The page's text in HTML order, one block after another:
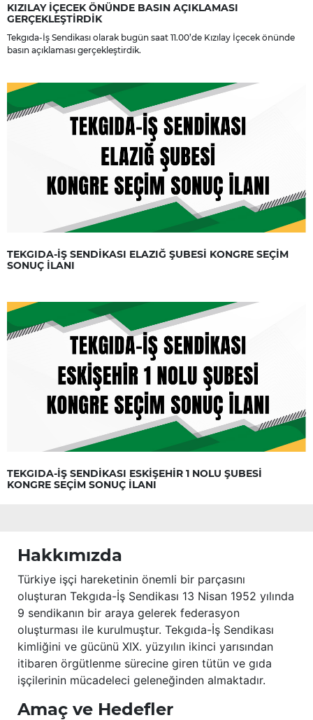
KIZILAY İÇECEK ÖNÜNDE BASIN AÇIKLAMASI
GERÇEKLEŞTİRDİK
Tekgıda-İş Sendikası olarak bugün saat 11.00’de Kızılay İçecek önünde
basın açıklaması gerçekleştirdik.
TEKGIDA-İŞ SENDİKASI ELAZIĞ ŞUBESİ KONGRE SEÇİM
SONUÇ İLANI
TEKGIDA-İŞ SENDİKASI ESKİŞEHİR 1 NOLU ŞUBESİ
KONGRE SEÇİM SONUÇ İLANI
Hakkımızda
Türkiye işçi hareketinin önemli bir parçasını
oluşturan Tekgıda-İş Sendikası 13 Nisan 1952 yılında
9 sendikanın bir araya gelerek federasyon
oluşturması ile kurulmuştur. Tekgıda-İş Sendikası
kimliğini ve gücünü XIX. yüzyılın ikinci yarısından
itibaren örgütlenme sürecine giren tütün ve gıda
işçilerinin mücadeleci geleneğinden almaktadır.
Amaç ve Hedefler